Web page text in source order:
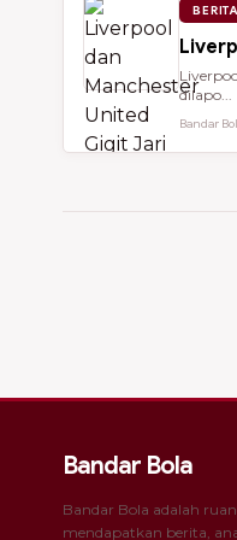
BERITA
dilapo...
Bandar
Bandar Bola
Bandar Bola adalah
mendapatkan berita,